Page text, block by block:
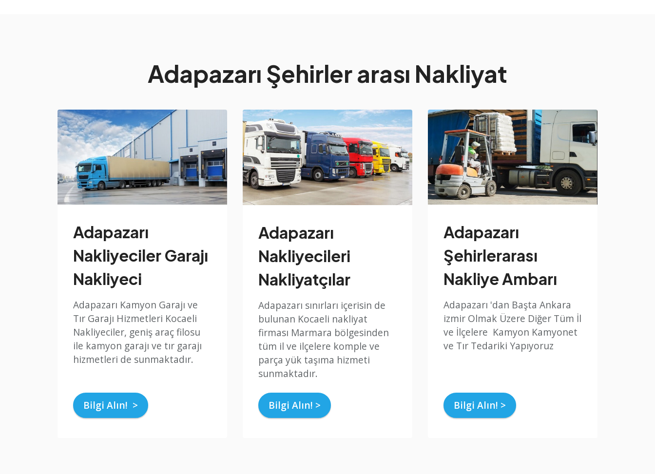
Adapazarı Şehirler arası Nakliyat
Adapazarı
Nakliyeciler Garajı
Nakliyeci
Adapazarı Kamyon Garajı ve
Tır Garajı Hizmetleri Kocaeli
Nakliyeciler, geniş araç filosu
ile kamyon garajı ve tır garajı
hizmetleri de sunmaktadır.
Bilgi Alın! >
Adapazarı
Nakliyecileri
Nakliyatçılar
Adapazarı sınırları içerisin de
bulunan Kocaeli nakliyat
firması Marmara bölgesinden
tüm il ve ilçelere komple ve
parça yük taşıma hizmeti
sunmaktadır.
Bilgi Alın! >
Adapazarı
Şehirlerarası
Nakliye Ambarı
Adapazarı 'dan Başta Ankara
izmir Olmak Üzere Diğer Tüm İl
ve İlçelere Kamyon Kamyonet
ve Tır Tedariki Yapıyoruz
Bilgi Alın! >